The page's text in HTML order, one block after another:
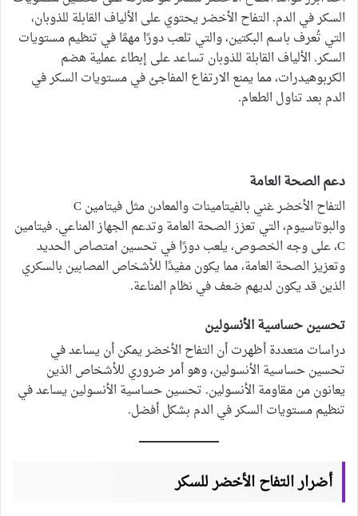
السكر في الدم. التفاح الأخضر يحتوي على الألياف القابلة للذوبان،
التي تُعرف باسم البكتين، والتي تلعب دورًا مهمًا في تنظيم مستويات
السكر. الألياف القابلة للذوبان تساعد على إبطاء عملية هضم
الكربوهيدرات، مما يمنع الارتفاع المفاجئ في مستويات السكر في
الدم بعد تناول الطعام.
دعم الصحة العامة
التفاح الأخضر غني بالفيتامينات والمعادن مثل فيتامين C
والبوتاسيوم، التي تعزز الصحة العامة وتدعم الجهاز المناعي. فيتامين
C، على وجه الخصوص، يلعب دورًا في تحسين امتصاص الحديد
وتعزيز الصحة العامة، مما يكون مفيدًا للأشخاص المصابين بالسكري
الذين قد يكون لديهم ضعف في نظام المناعة.
تحسين حساسية الأنسولين
دراسات متعددة أظهرت أن التفاح الأخضر يمكن أن يساعد في
تحسين حساسية الأنسولين، وهو أمر ضروري للأشخاص الذين
يعانون من مقاومة الأنسولين. تحسين حساسية الأنسولين يساعد في
تنظيم مستويات السكر في الدم بشكل أفضل.
أضرار التفاح الأخضر للسكر